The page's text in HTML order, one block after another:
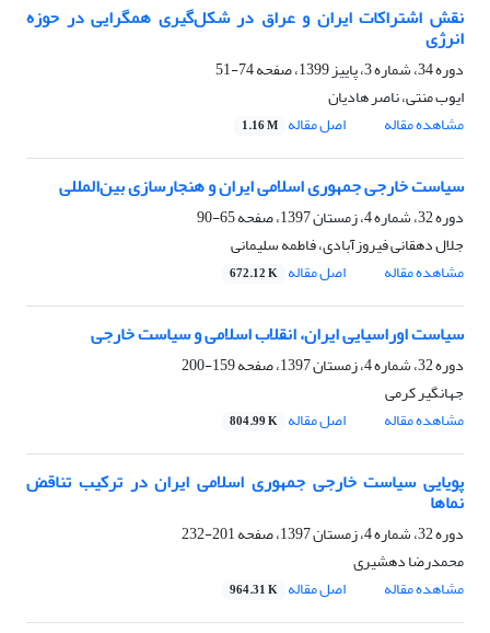
نقش اشتراکات ایران و عراق در شکل‌گیری همگرایی در حوزه
انرژی
دوره 34، شماره 3، پاییز 1399، صفحه
74-51
ایوب منتی، ناصر هادیان
مشاهده مقاله
اصل مقاله 1.16 M
سیاست خارجی جمهوری اسلامی ایران و هنجارسازی بین‌المللی
دوره 32، شماره 4، زمستان 1397، صفحه
65-90
جلال دهقانی فیروزآبادی، فاطمه سلیمانی
مشاهده مقاله
اصل مقاله 672.12 K
سیاست اوراسیایی ایران، انقلاب اسلامی و سیاست خارجی
دوره 32، شماره 4، زمستان 1397، صفحه
159-200
جهانگیر کرمی
مشاهده مقاله
اصل مقاله 804.99 K
پویایی سیاست خارجی جمهوری اسلامی ایران در ترکیب تناقض
نماها
دوره 32، شماره 4، زمستان 1397، صفحه
201-232
محمدرضا دهشیری
مشاهده مقاله
اصل مقاله 964.31 K